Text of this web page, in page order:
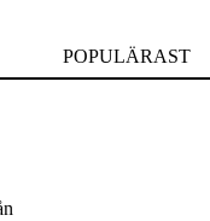
POPULÄRAST